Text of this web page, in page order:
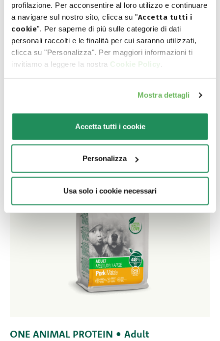
profilazione. Per acconsentire al loro utilizzo e continuare
a navigare sul nostro sito, clicca su "Accetta tutti i
cookie". Per saperne di più sulle categorie di dati
personali raccolti e le finalità per cui saranno utilizzati,
clicca su "Personalizza". Per maggiori informazioni ti
invitiamo a leggere la nostra Cookie Policy.
Mostra dettagli
Accetta tutti i cookie
Personalizza
Usa solo i cookie necessari
ONE ANIMAL PROTEIN • Puppy & Junior
Small/Mini Salmone
VAI ALLA SCHEDA PRODOTTO
ONE ANIMAL PROTEIN • Adult